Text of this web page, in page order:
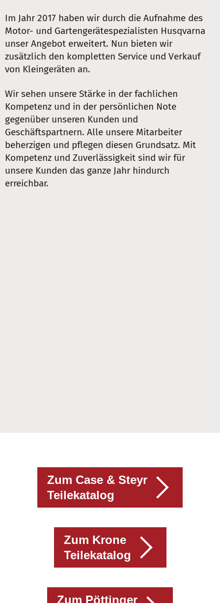
Im Jahr 2017 haben wir durch die Aufnahme des
Motor- und Gartengerätespezialisten Husqvarna
unser Angebot erweitert. Nun bieten wir
zusätzlich den kompletten Service und Verkauf
von Kleingeräten an.
Wir sehen unsere Stärke in der fachlichen
Kompetenz und in der persönlichen Note
gegenüber unseren Kunden und
Geschäftspartnern. Alle unsere Mitarbeiter
beherzigen und pflegen diesen Grundsatz. Mit
Kompetenz und Zuverlässigkeit sind wir für
unsere Kunden das ganze Jahr hindurch
erreichbar.
Zum Case & Steyr
Teilekatalog
Zum Krone
Teilekatalog
Zum Pöttinger